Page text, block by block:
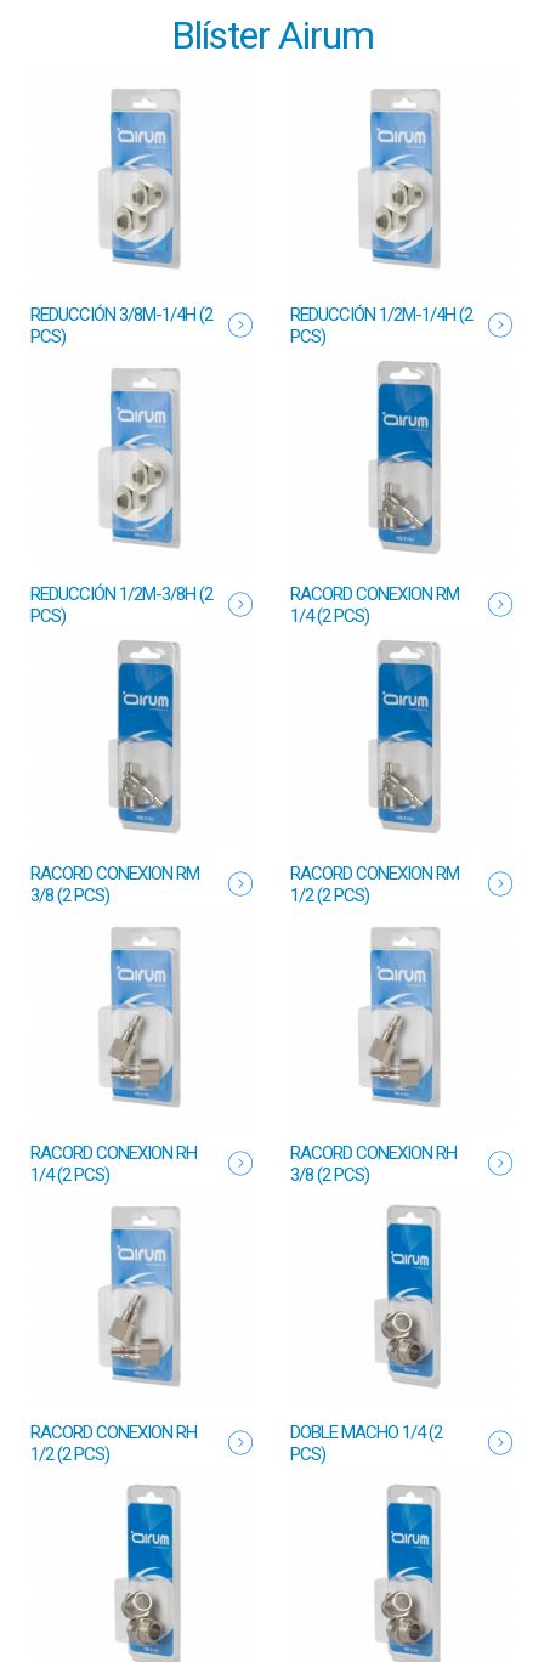
Blíster Airum
REDUCCIÓN 3/8M-1/4H (2
PCS)
REDUCCIÓN 1/2M-1/4H (2
PCS)
REDUCCIÓN 1/2M-3/8H (2
PCS)
RACORD CONEXION RM
1/4 (2 PCS)
RACORD CONEXION RM
3/8 (2 PCS)
RACORD CONEXION RM
1/2 (2 PCS)
RACORD CONEXION RH
1/4 (2 PCS)
RACORD CONEXION RH
3/8 (2 PCS)
RACORD CONEXION RH
1/2 (2 PCS)
DOBLE MACHO 1/4 (2
PCS)